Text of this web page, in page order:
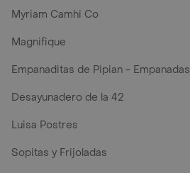
Myriam Camhi Co
Magnifique
Empanaditas de Pipian - Empanadas
Desayunadero de la 42
Luisa Postres
Sopitas y Frijoladas